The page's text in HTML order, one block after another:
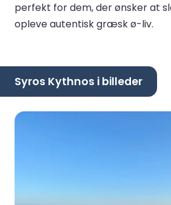
perfekt for dem, der ønsker at
opleve autentisk græsk ø-liv.
Syros Kythnos i billeder